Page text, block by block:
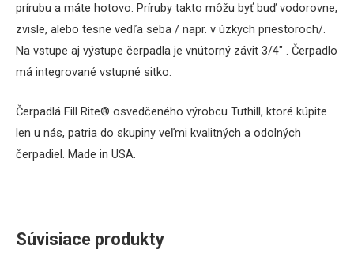
prírubu a máte hotovo. Príruby takto môžu byť buď vodorovne,
zvisle, alebo tesne vedľa seba / napr. v úzkych priestoroch/.
Na vstupe aj výstupe čerpadla je vnútorný závit 3/4″ . Čerpadlo
má integrované vstupné sitko.
Čerpadlá Fill Rite® osvedčeného výrobcu Tuthill, ktoré kúpite
len u nás, patria do skupiny veľmi kvalitných a odolných
čerpadiel. Made in USA.
Súvisiace produkty